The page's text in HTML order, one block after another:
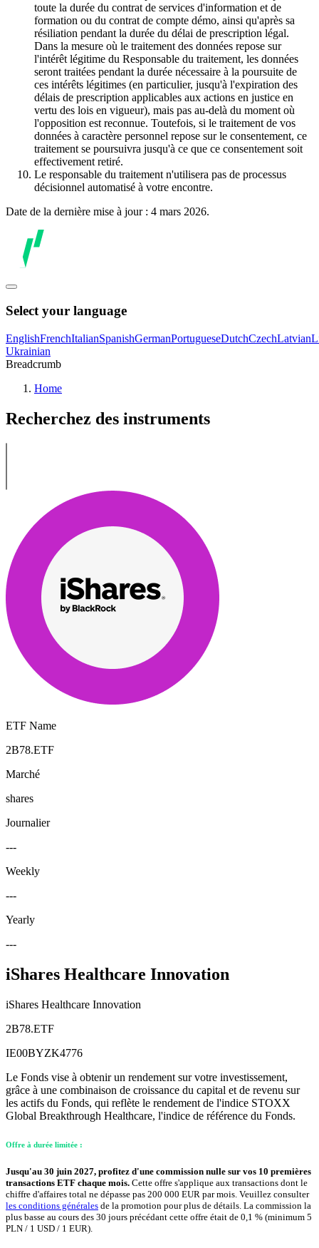
toute la durée du contrat de services d'information et de
formation ou du contrat de compte démo, ainsi qu'après sa
résiliation pendant la durée du délai de prescription légal.
Dans la mesure où le traitement des données repose sur
l'intérêt légitime du Responsable du traitement, les données
seront traitées pendant la durée nécessaire à la poursuite de
ces intérêts légitimes (en particulier, jusqu'à l'expiration des
délais de prescription applicables aux actions en justice en
vertu des lois en vigueur), mais pas au-delà du moment où
l'opposition est reconnue. Toutefois, si le traitement de vos
données à caractère personnel repose sur le consentement, ce
traitement se poursuivra jusqu'à ce que ce consentement soit
effectivement retiré.
Le responsable du traitement n'utilisera pas de processus
décisionnel automatisé à votre encontre.
Date de la dernière mise à jour : 4 mars 2026.
Select your language
EnglishFrenchItalianSpanishGermanPortugueseDutchCzechLatvian
Ukrainian
Breadcrumb
Home
Recherchez des instruments
ETF Name
2B78.ETF
Marché
shares
Journalier
---
Weekly
---
Yearly
---
iShares Healthcare Innovation
iShares Healthcare Innovation
2B78.ETF
IE00BYZK4776
Le Fonds vise à obtenir un rendement sur votre investissement,
grâce à une combinaison de croissance du capital et de revenu sur
les actifs du Fonds, qui reflète le rendement de l'indice STOXX
Global Breakthrough Healthcare, l'indice de référence du Fonds.
Offre à durée limitée :
Jusqu'au 30 juin 2027, profitez d'une commission nulle sur vos 10 premières
transactions ETF chaque mois. Cette offre s'applique aux transactions dont le
chiffre d'affaires total ne dépasse pas 200 000 EUR par mois. Veuillez consulter
les conditions générales de la promotion pour plus de détails. La commission la
plus basse au cours des 30 jours précédant cette offre était de 0,1 % (minimum 5
PLN / 1 USD / 1 EUR).